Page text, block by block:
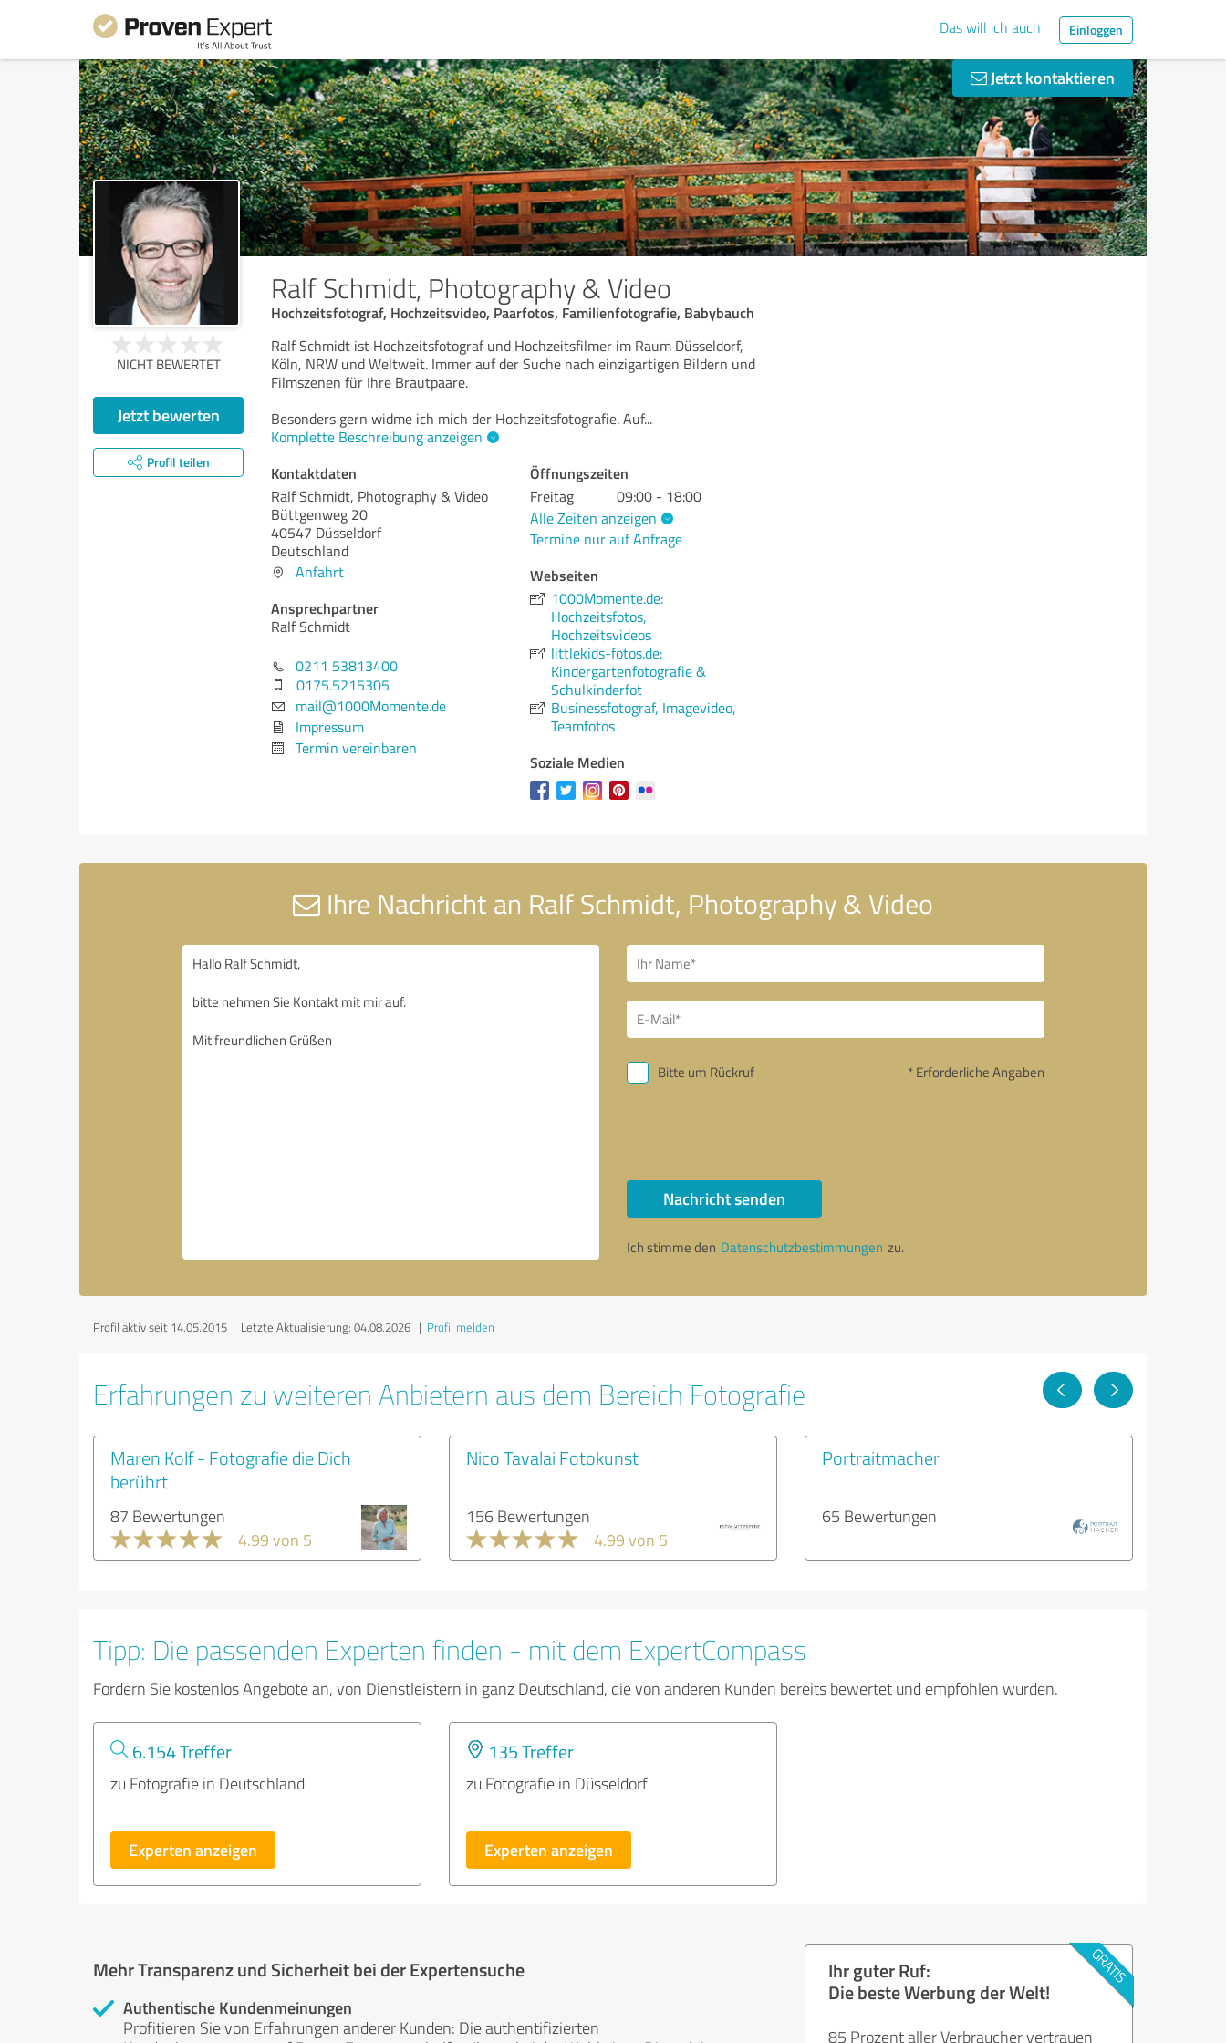
Das will ich auch Einloggen
Jetzt kontaktieren
Ralf Schmidt, Photography & Video
Hochzeitsfotograf, Hochzeitsvideo, Paarfotos, Familienfotografie, Babybauch
NICHT BEWERTET
Jetzt bewerten
Profil teilen
Ralf Schmidt ist Hochzeitsfotograf und Hochzeitsfilmer im Raum Düsseldorf,
Köln, NRW und Weltweit. Immer auf der Suche nach einzigartigen Bildern und
Filmszenen für Ihre Brautpaare.
Besonders gern widme ich mich der Hochzeitsfotografie. Auf...
Komplette Beschreibung anzeigen
Kontaktdaten
Ralf Schmidt, Photography & Video
Büttgenweg 20
40547 Düsseldorf
Deutschland
Anfahrt
Ansprechpartner
Ralf Schmidt
0211 53813400
0175.5215305
mail@1000Momente.de
Impressum
Termin vereinbaren
Öffnungszeiten
Freitag
09:00 - 18:00
Alle Zeiten anzeigen
Termine nur auf Anfrage
Webseiten
1000Momente.de:
Hochzeitsfotos,
Hochzeitsvideos
littlekids-fotos.de:
Kindergartenfotografie &
Schulkinderfot
Businessfotograf, Imagevideo,
Teamfotos
Soziale Medien
Ihre Nachricht an Ralf Schmidt, Photography & Video
Bitte um Rückruf * Erforderliche Angaben
Nachricht senden
Ich stimme den Datenschutzbestimmungen zu.
Profil aktiv seit 14.05.2015 | Letzte Aktualisierung: 04.08.2026 | Profil melden
Erfahrungen zu weiteren Anbietern aus dem Bereich Fotografie
Maren Kolf - Fotografie die Dich
berührt
87 Bewertungen
4.99 von 5
Nico Tavalai Fotokunst
156 Bewertungen
4.99 von 5
Portraitmacher
65 Bewertungen
Tipp: Die passenden Experten finden - mit dem ExpertCompass
Fordern Sie kostenlos Angebote an, von Dienstleistern in ganz Deutschland, die von anderen Kunden bereits bewertet und empfohlen wurden.
6.154 Treffer
zu Fotografie in Deutschland
Experten anzeigen
135 Treffer
zu Fotografie in Düsseldorf
Experten anzeigen
Mehr Transparenz und Sicherheit bei der Expertensuche
Authentische Kundenmeinungen
Profitieren Sie von Erfahrungen anderer Kunden: Die authentifizierten
Ihr guter Ruf:
Die beste Werbung der Welt!
85 Prozent aller Verbraucher vertrauen